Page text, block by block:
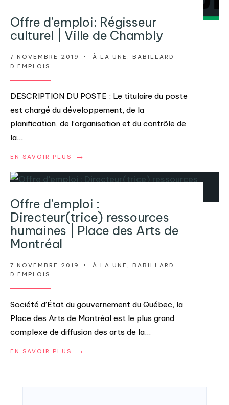
Offre d’emploi: Régisseur
culturel | Ville de Chambly
7 NOVEMBRE 2019 • À LA UNE , BABILLARD
D'EMPLOIS
DESCRIPTION DU POSTE : Le titulaire du poste
est chargé du développement, de la
planification, de l’organisation et du contrôle de
la...
EN SAVOIR PLUS →
Offre d’emploi :
Directeur(trice) ressources
humaines | Place des Arts de
Montréal
7 NOVEMBRE 2019 • À LA UNE , BABILLARD
D'EMPLOIS
Société d’État du gouvernement du Québec, la
Place des Arts de Montréal est le plus grand
complexe de diffusion des arts de la...
EN SAVOIR PLUS →